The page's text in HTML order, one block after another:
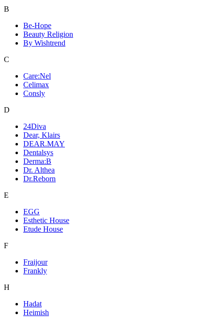
B
Be-Hope
Beauty Religion
By Wishtrend
C
Care:Nel
Celimax
Consly
D
24Diva
Dear, Klairs
DEAR.MAY
Dentalsys
Derma:B
Dr. Althea
Dr.Reborn
E
EGG
Esthetic House
Etude House
F
Fraijour
Frankly
H
Hadat
Heimish